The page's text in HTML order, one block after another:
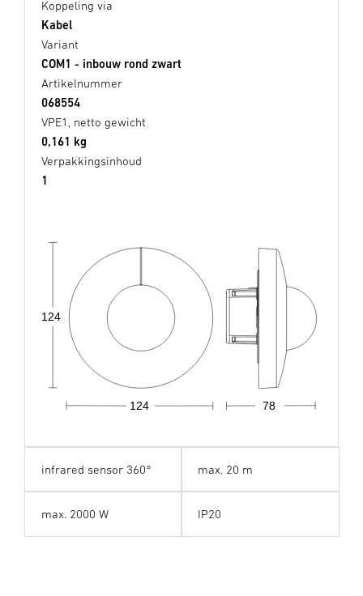
Koppeling via
Kabel
Variant
COM1 - inbouw rond zwart
Artikelnummer
068554
VPE1, netto gewicht
0,161 kg
Verpakkingsinhoud
1
78
124
124
infrared sensor 360° max. 20 m
max. 2000 W IP20